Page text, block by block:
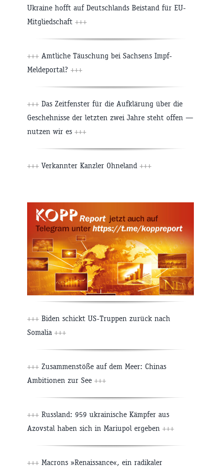
Ukraine hofft auf Deutschlands Beistand für EU-
Mitgliedschaft +++
+++ Amtliche Täuschung bei Sachsens Impf-
Meldeportal? +++
+++ Das Zeitfenster für die Aufklärung über die
Geschehnisse der letzten zwei Jahre steht offen —
nutzen wir es +++
+++ Verkannter Kanzler Ohneland +++
+++ Biden schickt US-Truppen zurück nach
Somalia +++
+++ Zusammenstöße auf dem Meer: Chinas
Ambitionen zur See +++
+++ Russland: 959 ukrainische Kämpfer aus
Azovstal haben sich in Mariupol ergeben +++
+++ Macrons »Renaissance«, ein radikaler